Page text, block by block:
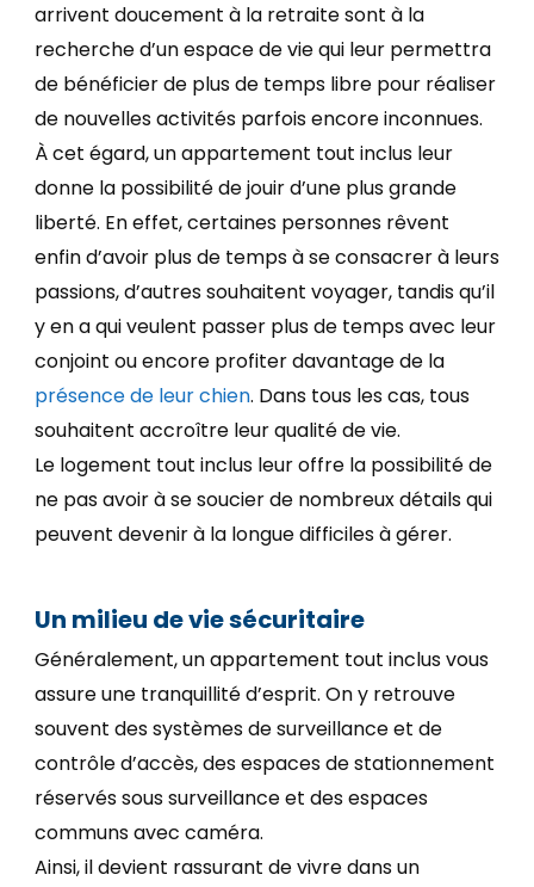
arrivent doucement à la retraite sont à la
recherche d’un espace de vie qui leur permettra
de bénéficier de plus de temps libre pour réaliser
de nouvelles activités parfois encore inconnues.
À cet égard, un appartement tout inclus leur
donne la possibilité de jouir d’une plus grande
liberté. En effet, certaines personnes rêvent
enfin d’avoir plus de temps à se consacrer à leurs
passions, d’autres souhaitent voyager, tandis qu’il
y en a qui veulent passer plus de temps avec leur
conjoint ou encore profiter davantage de la
présence de leur chien. Dans tous les cas, tous
souhaitent accroître leur qualité de vie.
Le logement tout inclus leur offre la possibilité de
ne pas avoir à se soucier de nombreux détails qui
peuvent devenir à la longue difficiles à gérer.
Un milieu de vie sécuritaire
Généralement, un appartement tout inclus vous
assure une tranquillité d’esprit. On y retrouve
souvent des systèmes de surveillance et de
contrôle d’accès, des espaces de stationnement
réservés sous surveillance et des espaces
communs avec caméra.
Ainsi, il devient rassurant de vivre dans un